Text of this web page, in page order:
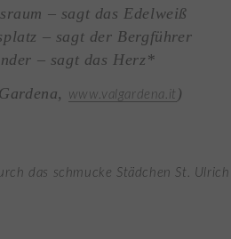
– sagt das Edelweiß
– sagt der Bergführer
– sagt das Herz*
www.valgardena.it )
das schmucke Städchen St Ulrich